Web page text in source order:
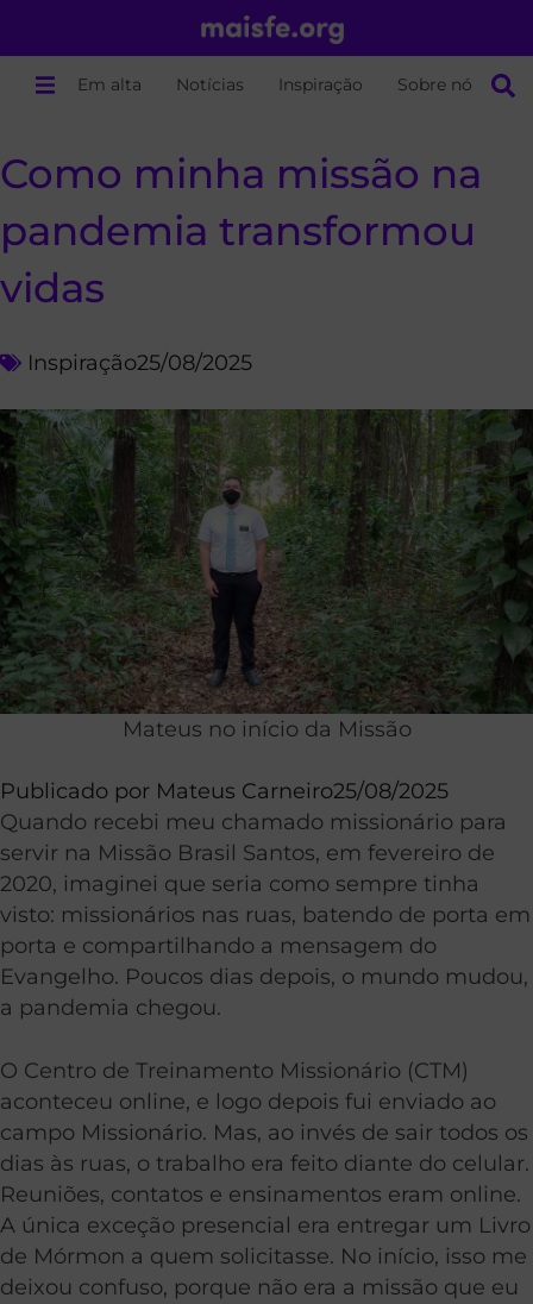
Em alta Notícias Inspiração Sobre nós
Como minha missão na
pandemia transformou
vidas
Inspiração25/08/2025
Mateus no início da Missão
Publicado por Mateus Carneiro25/08/2025
Quando recebi meu chamado missionário para
servir na Missão Brasil Santos, em fevereiro de
2020, imaginei que seria como sempre tinha
visto: missionários nas ruas, batendo de porta em
porta e compartilhando a mensagem do
Evangelho. Poucos dias depois, o mundo mudou,
a pandemia chegou.
O Centro de Treinamento Missionário (CTM)
aconteceu online, e logo depois fui enviado ao
campo Missionário. Mas, ao invés de sair todos os
dias às ruas, o trabalho era feito diante do celular.
Reuniões, contatos e ensinamentos eram online.
A única exceção presencial era entregar um Livro
de Mórmon a quem solicitasse. No início, isso me
deixou confuso, porque não era a missão que eu